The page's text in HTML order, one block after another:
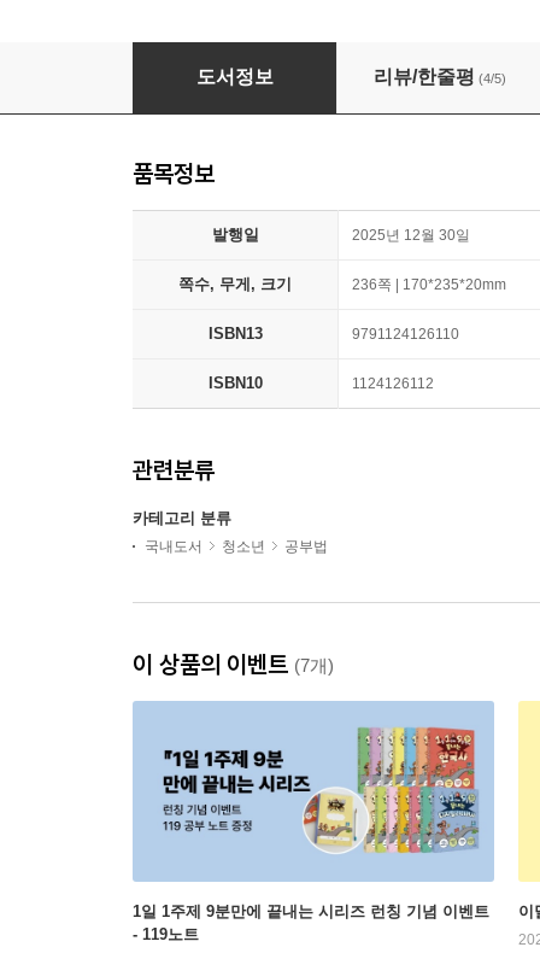
1일 1주제 9분 만에 끝내는 통합사회
도서정보 리뷰/한줄평 (4/5)
품목정보
발행일 2025년 12월 30일
쪽수, 무게, 크기 236쪽 | 170*235*20mm
ISBN13 9791124126110
ISBN10 1124126112
관련분류
카테고리 분류
국내도서 청소년 공부법
이 상품의 이벤트 (7개)
1일 1주제 9분만에 끝내는 시리즈 런칭 기념 이벤트
- 119노트
이